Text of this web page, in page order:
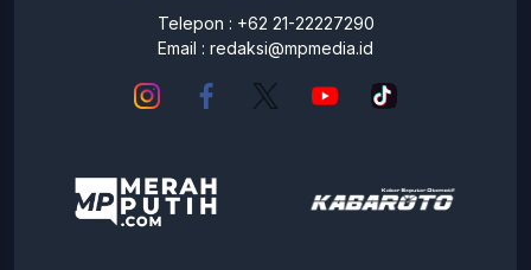
Telepon : +62 21-22227290
Email : redaksi@mpmedia.id